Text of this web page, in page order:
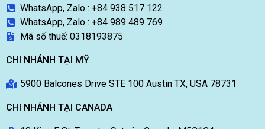
WhatsApp, Zalo : +84 938 517 122
WhatsApp, Zalo : +84 989 489 769
Mã số thuế: 0318193875
CHI NHÁNH TẠI MỸ
5900 Balcones Drive STE 100 Austin TX, USA 78731
CHI NHÁNH TẠI CANADA